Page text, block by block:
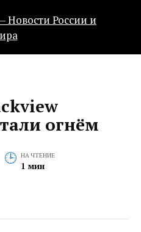
огнём
НА ЧТЕНИЕ
1 мин